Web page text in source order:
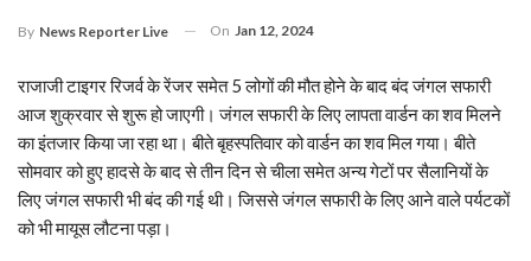
By News Reporter Live On Jan 12, 2024
राजाजी टाइगर रिजर्व के रेंजर समेत 5 लोगों की मौत होने के बाद बंद जंगल सफारी
आज शुक्रवार से शुरू हो जाएगी। जंगल सफारी के लिए लापता वार्डन का शव मिलने
का इंतजार किया जा रहा था। बीते बृहस्पतिवार को वार्डन का शव मिल गया। बीते
सोमवार को हुए हादसे के बाद से तीन दिन से चीला समेत अन्य गेटों पर सैलानियों के
लिए जंगल सफारी भी बंद की गई थी। जिससे जंगल सफारी के लिए आने वाले पर्यटकों
को भी मायूस लौटना पड़ा।